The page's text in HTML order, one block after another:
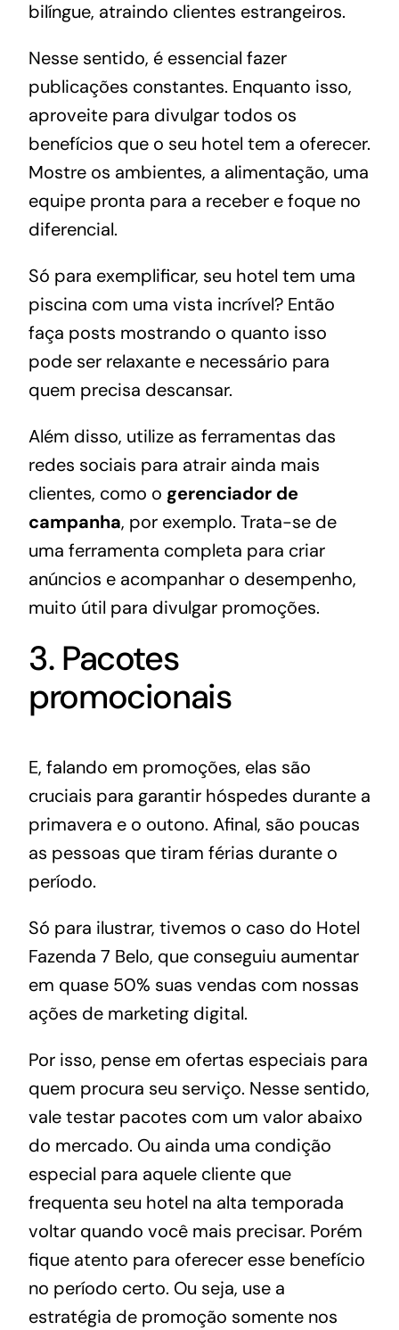
bilíngue, atraindo clientes estrangeiros.
Nesse sentido, é essencial fazer
publicações constantes. Enquanto isso,
aproveite para divulgar todos os
benefícios que o seu hotel tem a oferecer.
Mostre os ambientes, a alimentação, uma
equipe pronta para a receber e foque no
diferencial.
Só para exemplificar, seu hotel tem uma
piscina com uma vista incrível? Então
faça posts mostrando o quanto isso
pode ser relaxante e necessário para
quem precisa descansar.
Além disso, utilize as ferramentas das
redes sociais para atrair ainda mais
clientes, como o gerenciador de
campanha, por exemplo. Trata-se de
uma ferramenta completa para criar
anúncios e acompanhar o desempenho,
muito útil para divulgar promoções.
3. Pacotes
promocionais
E, falando em promoções, elas são
cruciais para garantir hóspedes durante a
primavera e o outono. Afinal, são poucas
as pessoas que tiram férias durante o
período.
Só para ilustrar, tivemos o caso do Hotel
Fazenda 7 Belo, que conseguiu aumentar
em quase 50% suas vendas com nossas
ações de marketing digital.
Por isso, pense em ofertas especiais para
quem procura seu serviço. Nesse sentido,
vale testar pacotes com um valor abaixo
do mercado. Ou ainda uma condição
especial para aquele cliente que
frequenta seu hotel na alta temporada
voltar quando você mais precisar. Porém
fique atento para oferecer esse benefício
no período certo. Ou seja, use a
estratégia de promoção somente nos